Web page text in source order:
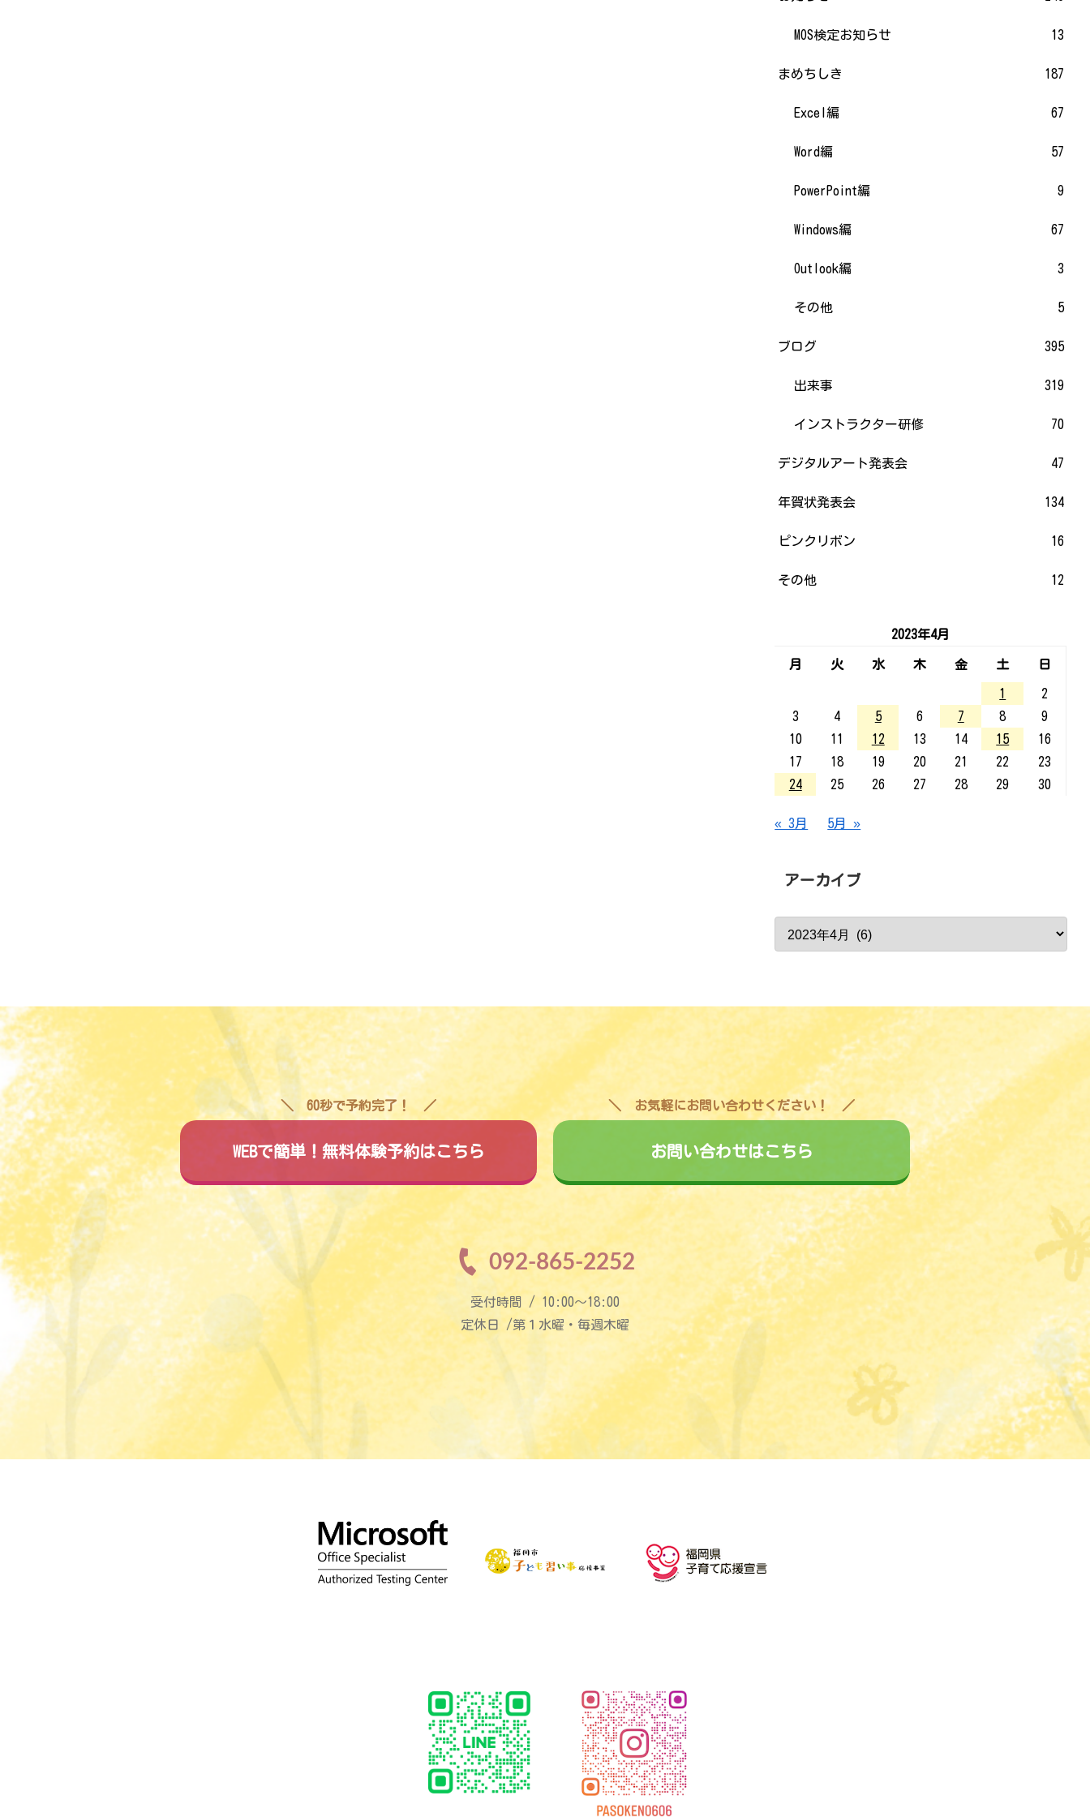
MOS検定お知らせ 13
まめちしき 187
Excel編 67
Word編 57
PowerPoint編 9
Windows編 67
Outlook編 3
その他 5
ブログ 395
出来事 319
インストラクター研修 70
デジタルアート発表会 47
年賀状発表会 134
ピンクリボン 16
その他 12
2023年4月
月 火 水 木 金 土 日
1
2
3
4 5 6 7 8
9
10
11 12 13 14 15
16
17
18 19 20 21 22
23
24
25 26 27 28 29 30
« 3月 5月 »
アーカイブ
60秒で予約完了！
WEBで簡単！無料体験予約はこちら
お気軽にお問い合わせください！
お問い合わせはこちら
092-865-2252
受付時間 / 10:00〜18:00
定休日 /第１水曜・毎週木曜